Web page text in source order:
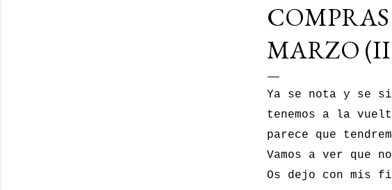
MARZO
Ya se nota y se
tenemos a la
parece que
Vamos a ver que
Os dejo con mis